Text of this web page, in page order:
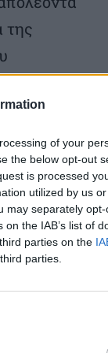
of your
the below opt-out
is processed
utilized by us
may separately
the IAB’s list of
parties on the
parties.
της
το
(24
σε όλη